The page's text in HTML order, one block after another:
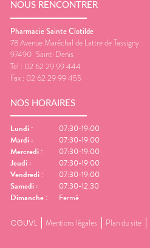
NOUS RENCONTRER
Pharmacie Sainte Clotilde
78 Avenue Maréchal de Lattre de Tassigny
97490 Saint-Denis
Tel : 02 62 29 99 444
Fax : 02 62 29 99 455
NOS HORAIRES
Lundi :
07:30-19:00
Mardi :
07:30-19:00
Mercredi :
07:30-19:00
Jeudi :
07:30-19:00
Vendredi :
07:30-19:00
Samedi :
07:30-12:30
Dimanche : Fermé
CGUVL Mentions légales Plan du site